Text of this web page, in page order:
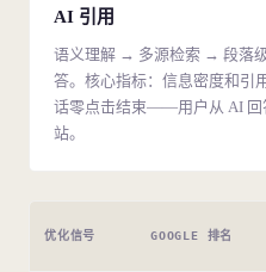
AI 引用
语义理解 → 多源检索 → 段落
答。核心指标：信息密度和引
话零点击结束——用户从 AI 回
站。
优化信号 GOOGLE 排名